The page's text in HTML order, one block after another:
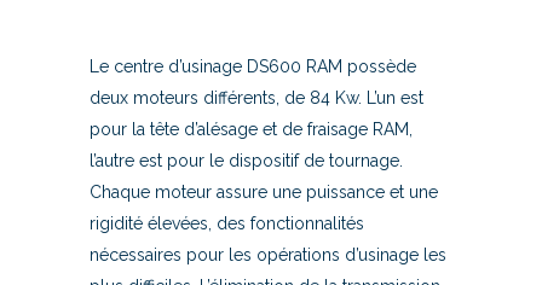
Le centre d’usinage DS600 RAM possède
deux moteurs différents, de 84 Kw. L’un est
pour la tête d’alésage et de fraisage RAM,
l’autre est pour le dispositif de tournage.
Chaque moteur assure une puissance et une
rigidité élevées, des fonctionnalités
nécessaires pour les opérations d’usinage les